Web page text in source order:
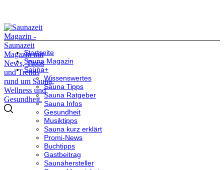
Startseite
Sauna Magazin
Sauna+
Wissenswertes
Sauna Tipps
Sauna Ratgeber
Sauna Infos
Gesundheit
Musiktipps
Sauna kurz erklärt
Promi-News
Buchtipps
Gastbeitrag
Saunahersteller